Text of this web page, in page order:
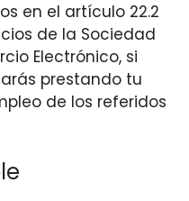
en el artículo 22.2
de la Sociedad
Electrónico, si
prestando tu
de los referidos